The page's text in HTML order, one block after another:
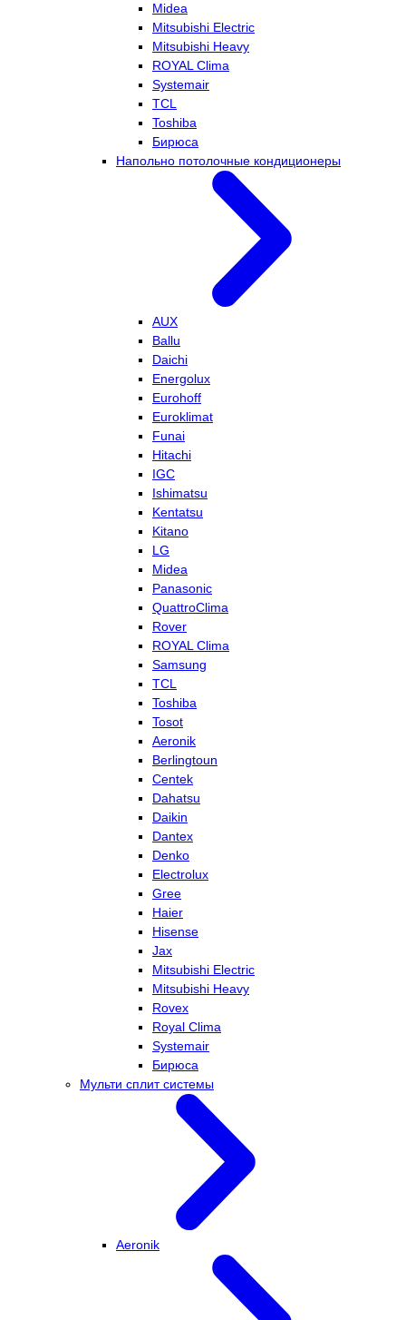
Midea
Mitsubishi Electric
Mitsubishi Heavy
ROYAL Clima
Systemair
TCL
Toshiba
Бирюса
Напольно потолочные кондиционеры
AUX
Ballu
Daichi
Energolux
Eurohoff
Euroklimat
Funai
Hitachi
IGC
Ishimatsu
Kentatsu
Kitano
LG
Midea
Panasonic
QuattroClima
Rover
ROYAL Clima
Samsung
TCL
Toshiba
Tosot
Aeronik
Berlingtoun
Centek
Dahatsu
Daikin
Dantex
Denko
Electrolux
Gree
Haier
Hisense
Jax
Mitsubishi Electric
Mitsubishi Heavy
Rovex
Royal Clima
Systemair
Бирюса
Мульти сплит системы
Aeronik